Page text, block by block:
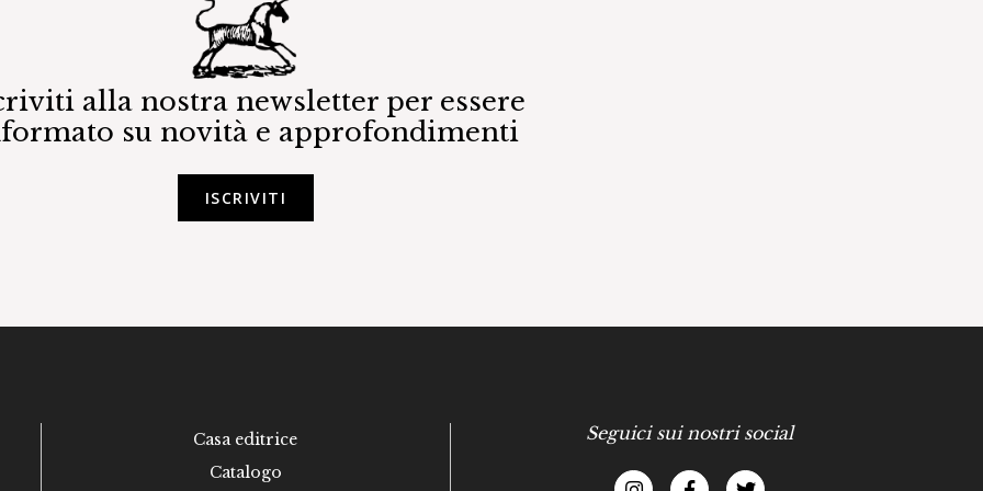
alla nostra newsletter per essere
su novità e approfondimenti
ISCRIVITI
Casa editrice
Catalogo
Seguici sui nostri social